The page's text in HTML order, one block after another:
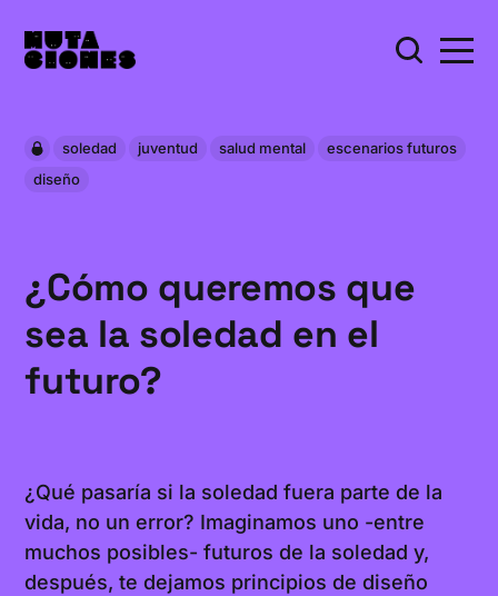
soledad juventud salud mental
escenarios futuros
diseño
¿Cómo queremos que
sea la soledad en el
futuro?
¿Qué pasaría si la soledad fuera parte de la
vida, no un error? Imaginamos uno -entre
muchos posibles- futuros de la soledad y,
después, te dejamos principios de diseño